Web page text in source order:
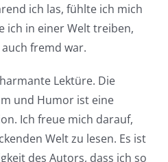
ich las, fühlte ich mich
ich in einer Welt treiben,
fremd war.
Lektüre. Die
und Humor ist eine
Ich freue mich darauf,
Welt zu lesen. Es ist
des Autors, dass ich so